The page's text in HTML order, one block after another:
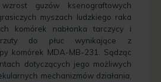
guzów ksenograftowych
myszach ludzkiego raka
komórek nabłonka tarczycy i
do płuc wynikające z
komórek MDA-MB-231. Sądząc
dotyczących jego możliwych
mechanizmów działania,